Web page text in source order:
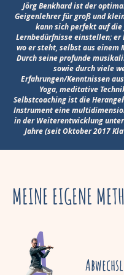
Jörg Benkhard ist der
Geigenlehrer für groß und
kann sich perfekt auf
Lernbedürfnisse einstellen; er
wo er steht, selbst aus einem
Durch seine profunde
sowie durch viele
Erfahrungen/Kenntnissen
Yoga, meditative
Selbstcoaching ist die
Instrument eine
in der Weiterentwicklung
Jahre (seit Oktober 2017
MEINE EIGENE